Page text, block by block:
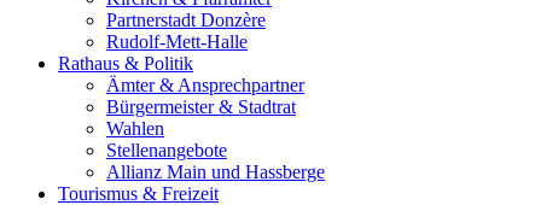
Partnerstadt Donzère
Rudolf-Mett-Halle
Rathaus & Politik
Ämter & Ansprechpartner
Bürgermeister & Stadtrat
Wahlen
Stellenangebote
Allianz Main und Hassberge
Tourismus & Freizeit